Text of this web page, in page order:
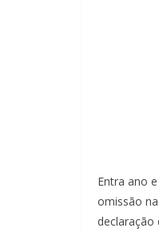
Entra ano
omissão
declaração